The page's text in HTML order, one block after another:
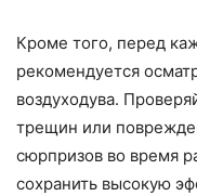
Кроме того, перед
рекомендуется
воздуходува.
трещин или
сюрпризов во время
сохранить высокую